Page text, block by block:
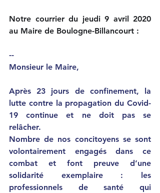
Notre courrier du jeudi 9 avril 2020
au Maire de Boulogne-Billancourt :
--
Monsieur le Maire,
Après 23 jours de confinement, la
lutte contre la propagation du Covid-
19 continue et ne doit pas se
relâcher.
Nombre de nos concitoyens se sont
volontairement engagés dans ce
combat et font preuve d’une
solidarité exemplaire : les
professionnels de santé qui